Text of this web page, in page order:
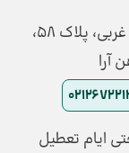
سیدخندان، خیابان جلفا، خیابان کاویان غربی، پلاک 58،
آرا